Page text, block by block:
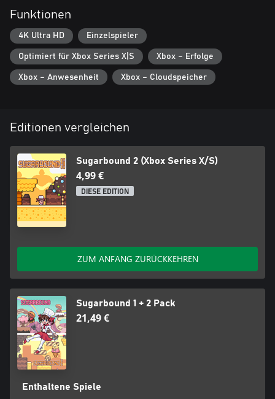
Funktionen
4K Ultra HD Einzelspieler
Optimiert für Xbox Series X|S Xbox – Erfolge
Xbox – Anwesenheit Xbox – Cloudspeicher
Editionen vergleichen
Sugarbound 2 (Xbox Series X/S)
4,99 €
DIESE EDITION
ZUM ANFANG ZURÜCKKEHREN
Sugarbound 1 + 2 Pack
21,49 €
Enthaltene Spiele